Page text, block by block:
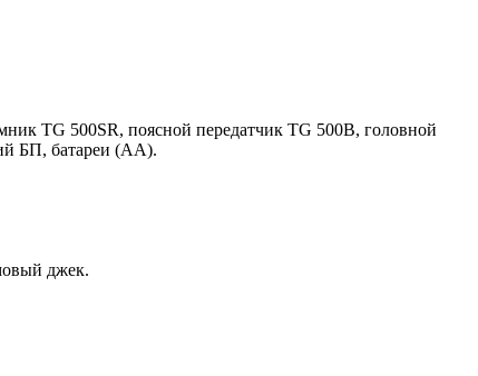
TG 500SR, поясной передатчик TG 500B, головной
БП, батареи (АА).
джек.